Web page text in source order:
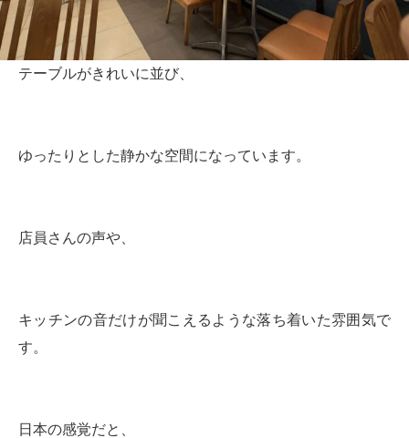
テーブルがきれいに並び、
ゆったりとした静かな空間になっています。
店員さんの声や、
キッチンの音だけが聞こえるような落ち着いた雰囲気で
す。
日本の感覚だと、